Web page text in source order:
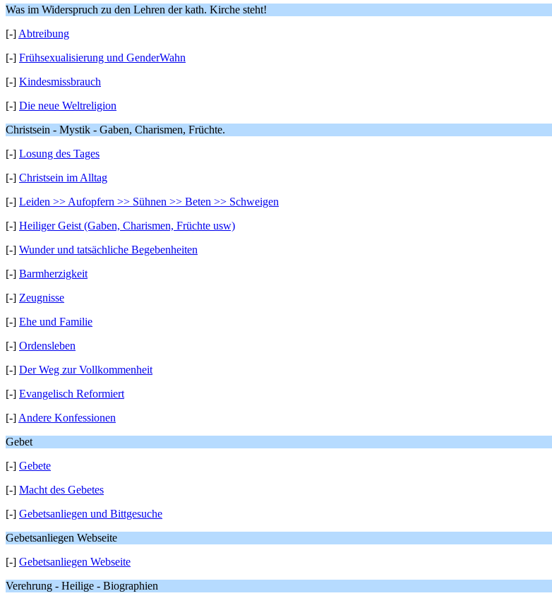
Was im Widerspruch zu den Lehren der kath. Kirche steht!
[-] Abtreibung
[-] Frühsexualisierung und GenderWahn
[-] Kindesmissbrauch
[-] Die neue Weltreligion
Christsein - Mystik - Gaben, Charismen, Früchte.
[-] Losung des Tages
[-] Christsein im Alltag
[-] Leiden >> Aufopfern >> Sühnen >> Beten >> Schweigen
[-] Heiliger Geist (Gaben, Charismen, Früchte usw)
[-] Wunder und tatsächliche Begebenheiten
[-] Barmherzigkeit
[-] Zeugnisse
[-] Ehe und Familie
[-] Ordensleben
[-] Der Weg zur Vollkommenheit
[-] Evangelisch Reformiert
[-] Andere Konfessionen
Gebet
[-] Gebete
[-] Macht des Gebetes
[-] Gebetsanliegen und Bittgesuche
Gebetsanliegen Webseite
[-] Gebetsanliegen Webseite
Verehrung - Heilige - Biographien